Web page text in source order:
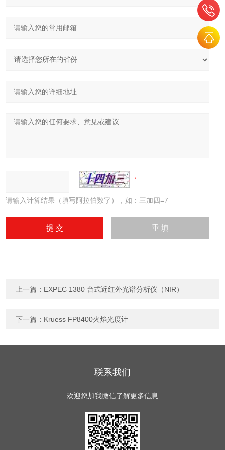
请输入计算结果（填写阿拉伯数字），如：三加四=7
上一篇： EXPEC 1380 台式近红外光谱分析仪（NIR）
下一篇： Kruess FP8400火焰光度计
联系我们
欢迎您加我微信了解更多信息